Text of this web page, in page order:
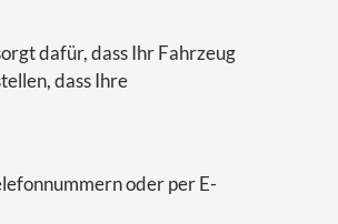
dafür, dass Ihr Fahrzeug
dass Ihre
oder per E-